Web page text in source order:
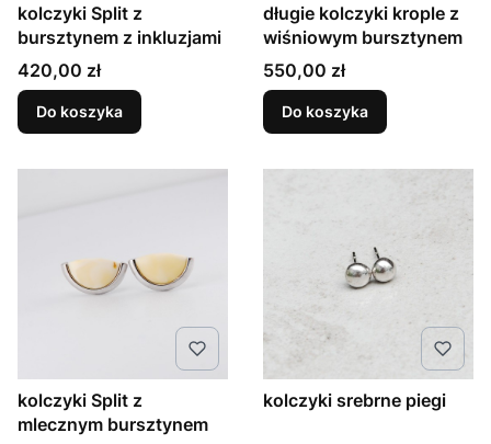
kolczyki Split z
bursztynem z inkluzjami
Cena
420,00 zł
Do koszyka
długie kolczyki krople z
wiśniowym bursztynem
Cena
550,00 zł
Do koszyka
kolczyki Split z
mlecznym bursztynem
kolczyki srebrne piegi